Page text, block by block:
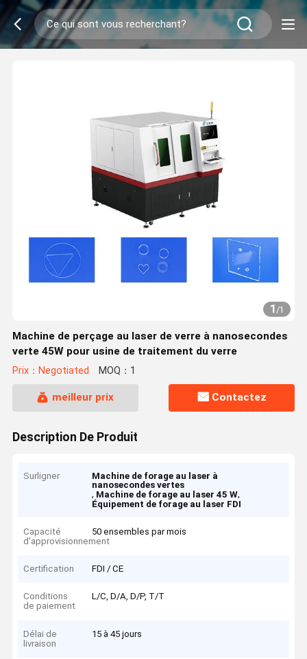
1/1
Machine de perçage au laser de verre à nanosecondes
verte 45W pour usine de traitement du verre
Prix：Negotiated MOQ：1
meilleur prix Contactez
Description De Produit
Surligner
Machine de forage au laser à
nanosecondes vertes
, Machine de forage au laser 45 W,
Équipement de forage au laser FDI
Capacité
d'approvisionnement
50 ensembles par mois
Certification FDI / CE
Conditions
de paiement
L/C, D/A, D/P, T/T
Délai de
livraison
15 à 45 jours